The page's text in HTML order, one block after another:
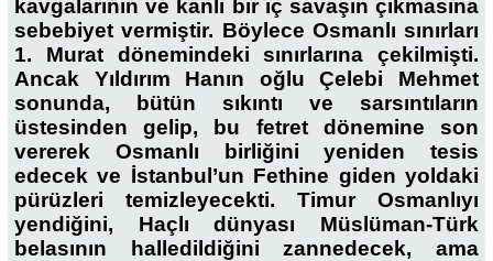
kavgalarının ve kanlı bir iç savaşın çıkmasına
sebebiyet vermiştir. Böylece Osmanlı sınırları
1. Murat dönemindeki sınırlarına çekilmişti.
Ancak Yıldırım Hanın oğlu Çelebi Mehmet
sonunda, bütün sıkıntı ve sarsıntıların
üstesinden gelip, bu fetret dönemine son
vererek Osmanlı birliğini yeniden tesis
edecek ve İstanbul’un Fethine giden yoldaki
pürüzleri temizleyecekti. Timur Osmanlıyı
yendiğini, Haçlı dünyası Müslüman-Türk
belasının halledildiğini zannedecek, ama